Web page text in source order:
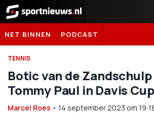
Sportnieuws.nl
NET BINNEN PODCAST
TENNIS
Botic van de
Tommy Paul in Davis
Marcel Roes • 14 september 2023 om